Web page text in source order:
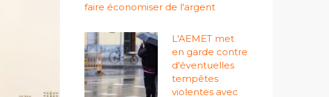
faire économiser de l'argent
L'AEMET met
en garde contre
d'éventuelles
tempêtes
violentes avec